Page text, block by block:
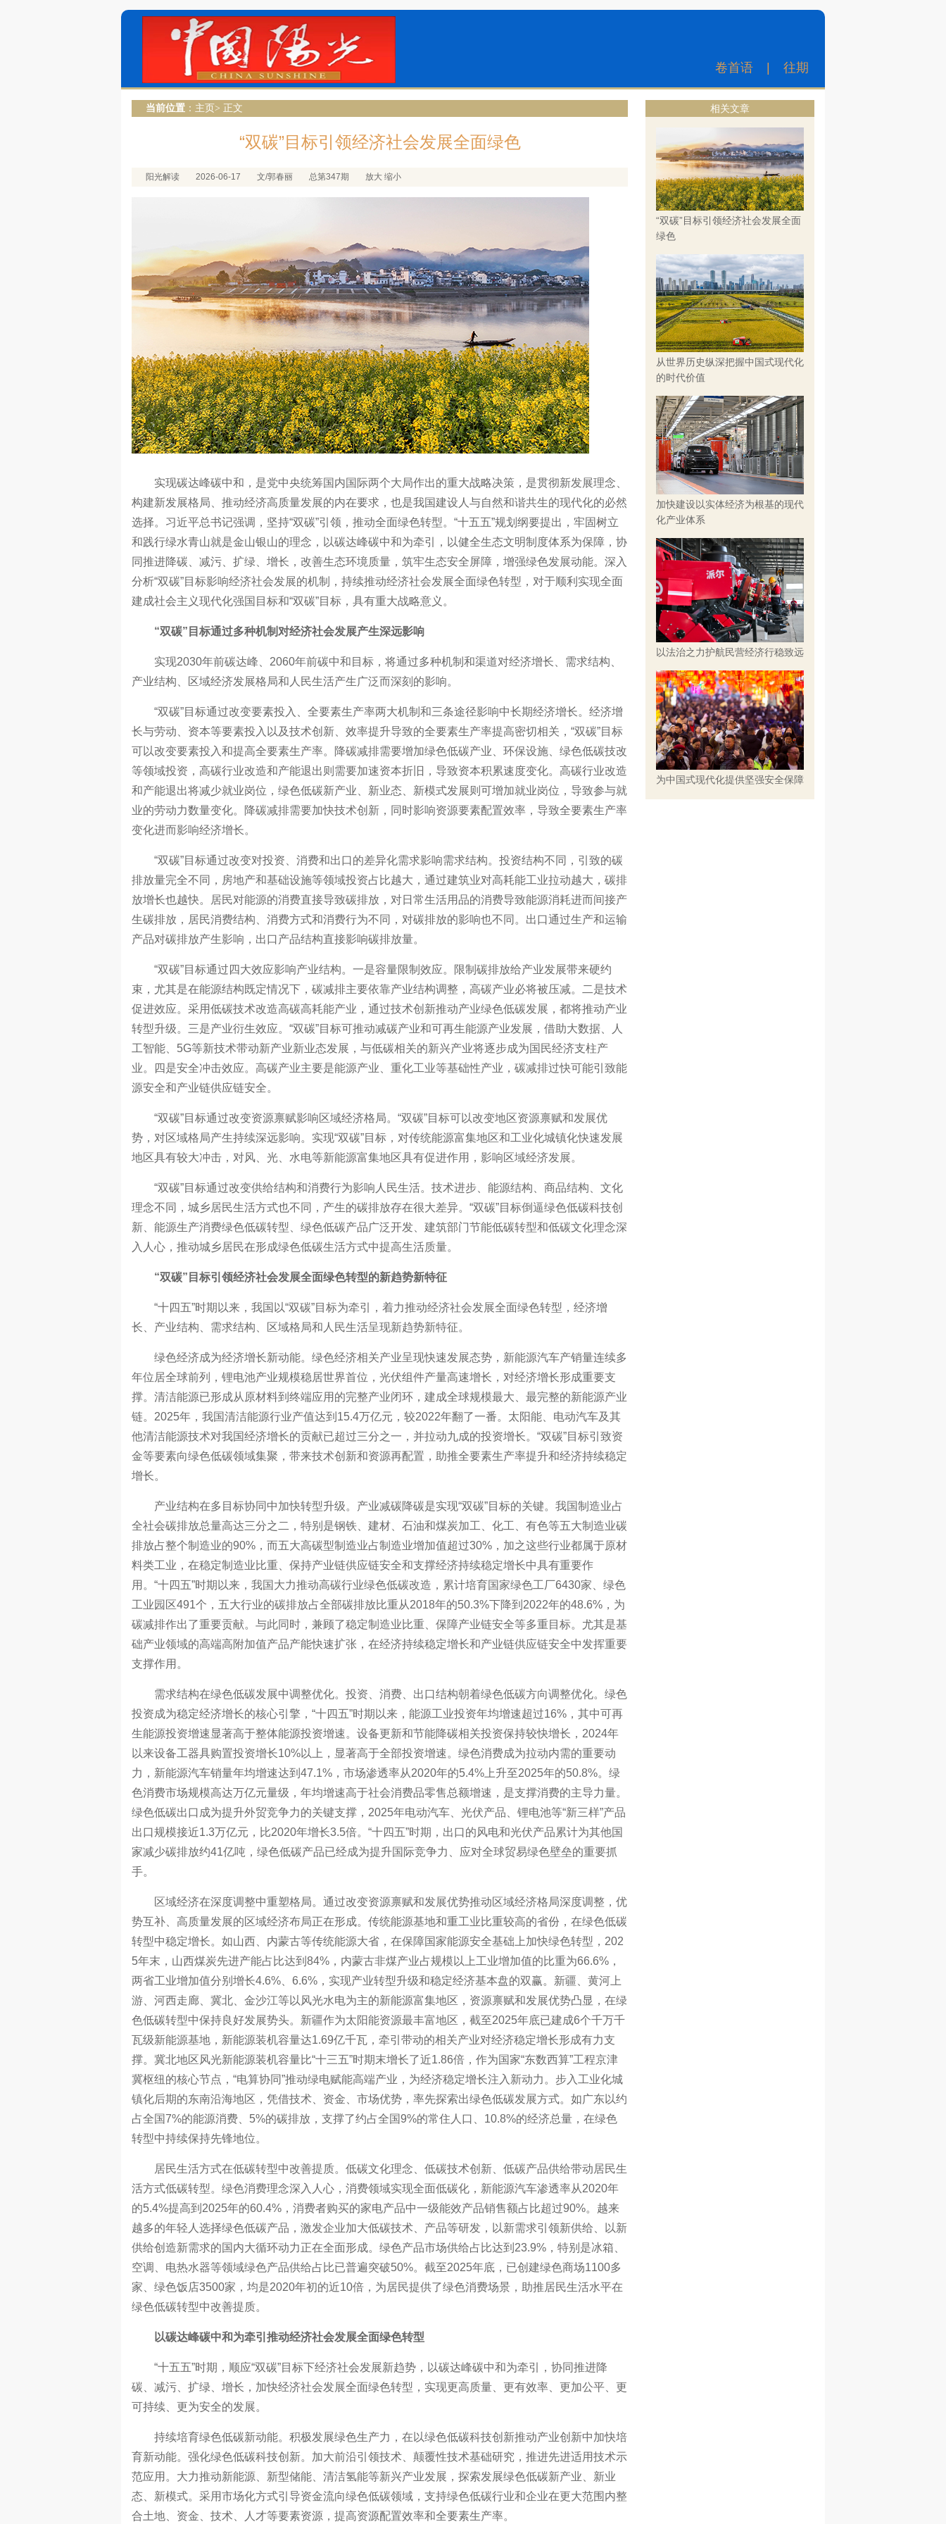
卷首语 往期
当前位置 ： 主页 > 正文
“双碳”目标引领经济社会发展全面绿色
阳光解读 2026-06-17 文/郭春丽 总第347期 放大 缩小
实现碳达峰碳中和，是党中央统筹国内国际两个大局作出的重大战略决策，是贯彻新发展理念、
构建新发展格局、推动经济高质量发展的内在要求，也是我国建设人与自然和谐共生的现代化的必然
选择。习近平总书记强调，坚持“双碳”引领，推动全面绿色转型。“十五五”规划纲要提出，牢固树立
和践行绿水青山就是金山银山的理念，以碳达峰碳中和为牵引，以健全生态文明制度体系为保障，协
同推进降碳、减污、扩绿、增长，改善生态环境质量，筑牢生态安全屏障，增强绿色发展动能。深入
分析“双碳”目标影响经济社会发展的机制，持续推动经济社会发展全面绿色转型，对于顺利实现全面
建成社会主义现代化强国目标和“双碳”目标，具有重大战略意义。
“双碳”目标通过多种机制对经济社会发展产生深远影响
实现2030年前碳达峰、2060年前碳中和目标，将通过多种机制和渠道对经济增长、需求结构、
产业结构、区域经济发展格局和人民生活产生广泛而深刻的影响。
“双碳”目标通过改变要素投入、全要素生产率两大机制和三条途径影响中长期经济增长。经济增
长与劳动、资本等要素投入以及技术创新、效率提升导致的全要素生产率提高密切相关，“双碳”目标
可以改变要素投入和提高全要素生产率。降碳减排需要增加绿色低碳产业、环保设施、绿色低碳技改
等领域投资，高碳行业改造和产能退出则需要加速资本折旧，导致资本积累速度变化。高碳行业改造
和产能退出将减少就业岗位，绿色低碳新产业、新业态、新模式发展则可增加就业岗位，导致参与就
业的劳动力数量变化。降碳减排需要加快技术创新，同时影响资源要素配置效率，导致全要素生产率
变化进而影响经济增长。
“双碳”目标通过改变对投资、消费和出口的差异化需求影响需求结构。投资结构不同，引致的碳
排放量完全不同，房地产和基础设施等领域投资占比越大，通过建筑业对高耗能工业拉动越大，碳排
放增长也越快。居民对能源的消费直接导致碳排放，对日常生活用品的消费导致能源消耗进而间接产
生碳排放，居民消费结构、消费方式和消费行为不同，对碳排放的影响也不同。出口通过生产和运输
产品对碳排放产生影响，出口产品结构直接影响碳排放量。
“双碳”目标通过四大效应影响产业结构。一是容量限制效应。限制碳排放给产业发展带来硬约
束，尤其是在能源结构既定情况下，碳减排主要依靠产业结构调整，高碳产业必将被压减。二是技术
促进效应。采用低碳技术改造高碳高耗能产业，通过技术创新推动产业绿色低碳发展，都将推动产业
转型升级。三是产业衍生效应。“双碳”目标可推动减碳产业和可再生能源产业发展，借助大数据、人
工智能、5G等新技术带动新产业新业态发展，与低碳相关的新兴产业将逐步成为国民经济支柱产
业。四是安全冲击效应。高碳产业主要是能源产业、重化工业等基础性产业，碳减排过快可能引致能
源安全和产业链供应链安全。
“双碳”目标通过改变资源禀赋影响区域经济格局。“双碳”目标可以改变地区资源禀赋和发展优
势，对区域格局产生持续深远影响。实现“双碳”目标，对传统能源富集地区和工业化城镇化快速发展
地区具有较大冲击，对风、光、水电等新能源富集地区具有促进作用，影响区域经济发展。
“双碳”目标通过改变供给结构和消费行为影响人民生活。技术进步、能源结构、商品结构、文化
理念不同，城乡居民生活方式也不同，产生的碳排放存在很大差异。“双碳”目标倒逼绿色低碳科技创
新、能源生产消费绿色低碳转型、绿色低碳产品广泛开发、建筑部门节能低碳转型和低碳文化理念深
入人心，推动城乡居民在形成绿色低碳生活方式中提高生活质量。
“双碳”目标引领经济社会发展全面绿色转型的新趋势新特征
“十四五”时期以来，我国以“双碳”目标为牵引，着力推动经济社会发展全面绿色转型，经济增
长、产业结构、需求结构、区域格局和人民生活呈现新趋势新特征。
绿色经济成为经济增长新动能。绿色经济相关产业呈现快速发展态势，新能源汽车产销量连续多
年位居全球前列，锂电池产业规模稳居世界首位，光伏组件产量高速增长，对经济增长形成重要支
撑。清洁能源已形成从原材料到终端应用的完整产业闭环，建成全球规模最大、最完整的新能源产业
链。2025年，我国清洁能源行业产值达到15.4万亿元，较2022年翻了一番。太阳能、电动汽车及其
他清洁能源技术对我国经济增长的贡献已超过三分之一，并拉动九成的投资增长。“双碳”目标引致资
金等要素向绿色低碳领域集聚，带来技术创新和资源再配置，助推全要素生产率提升和经济持续稳定
增长。
产业结构在多目标协同中加快转型升级。产业减碳降碳是实现“双碳”目标的关键。我国制造业占
全社会碳排放总量高达三分之二，特别是钢铁、建材、石油和煤炭加工、化工、有色等五大制造业碳
排放占整个制造业的90%，而五大高碳型制造业占制造业增加值超过30%，加之这些行业都属于原材
料类工业，在稳定制造业比重、保持产业链供应链安全和支撑经济持续稳定增长中具有重要作
用。“十四五”时期以来，我国大力推动高碳行业绿色低碳改造，累计培育国家绿色工厂6430家、绿色
工业园区491个，五大行业的碳排放占全部碳排放比重从2018年的50.3%下降到2022年的48.6%，为
碳减排作出了重要贡献。与此同时，兼顾了稳定制造业比重、保障产业链安全等多重目标。尤其是基
础产业领域的高端高附加值产品产能快速扩张，在经济持续稳定增长和产业链供应链安全中发挥重要
支撑作用。
需求结构在绿色低碳发展中调整优化。投资、消费、出口结构朝着绿色低碳方向调整优化。绿色
投资成为稳定经济增长的核心引擎，“十四五”时期以来，能源工业投资年均增速超过16%，其中可再
生能源投资增速显著高于整体能源投资增速。设备更新和节能降碳相关投资保持较快增长，2024年
以来设备工器具购置投资增长10%以上，显著高于全部投资增速。绿色消费成为拉动内需的重要动
力，新能源汽车销量年均增速达到47.1%，市场渗透率从2020年的5.4%上升至2025年的50.8%。绿
色消费市场规模高达万亿元量级，年均增速高于社会消费品零售总额增速，是支撑消费的主导力量。
绿色低碳出口成为提升外贸竞争力的关键支撑，2025年电动汽车、光伏产品、锂电池等“新三样”产品
出口规模接近1.3万亿元，比2020年增长3.5倍。“十四五”时期，出口的风电和光伏产品累计为其他国
家减少碳排放约41亿吨，绿色低碳产品已经成为提升国际竞争力、应对全球贸易绿色壁垒的重要抓
手。
区域经济在深度调整中重塑格局。通过改变资源禀赋和发展优势推动区域经济格局深度调整，优
势互补、高质量发展的区域经济布局正在形成。传统能源基地和重工业比重较高的省份，在绿色低碳
转型中稳定增长。如山西、内蒙古等传统能源大省，在保障国家能源安全基础上加快绿色转型，202
5年末，山西煤炭先进产能占比达到84%，内蒙古非煤产业占规模以上工业增加值的比重为66.6%，
两省工业增加值分别增长4.6%、6.6%，实现产业转型升级和稳定经济基本盘的双赢。新疆、黄河上
游、河西走廊、冀北、金沙江等以风光水电为主的新能源富集地区，资源禀赋和发展优势凸显，在绿
色低碳转型中保持良好发展势头。新疆作为太阳能资源最丰富地区，截至2025年底已建成6个千万千
瓦级新能源基地，新能源装机容量达1.69亿千瓦，牵引带动的相关产业对经济稳定增长形成有力支
撑。冀北地区风光新能源装机容量比“十三五”时期末增长了近1.86倍，作为国家“东数西算”工程京津
冀枢纽的核心节点，“电算协同”推动绿电赋能高端产业，为经济稳定增长注入新动力。步入工业化城
镇化后期的东南沿海地区，凭借技术、资金、市场优势，率先探索出绿色低碳发展方式。如广东以约
占全国7%的能源消费、5%的碳排放，支撑了约占全国9%的常住人口、10.8%的经济总量，在绿色
转型中持续保持先锋地位。
居民生活方式在低碳转型中改善提质。低碳文化理念、低碳技术创新、低碳产品供给带动居民生
活方式低碳转型。绿色消费理念深入人心，消费领域实现全面低碳化，新能源汽车渗透率从2020年
的5.4%提高到2025年的60.4%，消费者购买的家电产品中一级能效产品销售额占比超过90%。越来
越多的年轻人选择绿色低碳产品，激发企业加大低碳技术、产品等研发，以新需求引领新供给、以新
供给创造新需求的国内大循环动力正在全面形成。绿色产品市场供给占比达到23.9%，特别是冰箱、
空调、电热水器等领域绿色产品供给占比已普遍突破50%。截至2025年底，已创建绿色商场1100多
家、绿色饭店3500家，均是2020年初的近10倍，为居民提供了绿色消费场景，助推居民生活水平在
绿色低碳转型中改善提质。
以碳达峰碳中和为牵引推动经济社会发展全面绿色转型
“十五五”时期，顺应“双碳”目标下经济社会发展新趋势，以碳达峰碳中和为牵引，协同推进降
碳、减污、扩绿、增长，加快经济社会发展全面绿色转型，实现更高质量、更有效率、更加公平、更
可持续、更为安全的发展。
持续培育绿色低碳新动能。积极发展绿色生产力，在以绿色低碳科技创新推动产业创新中加快培
育新动能。强化绿色低碳科技创新。加大前沿引领技术、颠覆性技术基础研究，推进先进适用技术示
范应用。大力推动新能源、新型储能、清洁氢能等新兴产业发展，探索发展绿色低碳新产业、新业
态、新模式。采用市场化方式引导资金流向绿色低碳领域，支持绿色低碳行业和企业在更大范围内整
合土地、资金、技术、人才等要素资源，提高资源配置效率和全要素生产率。
相关文章
“双碳”目标引领经济社会发展全面
绿色
从世界历史纵深把握中国式现代化
的时代价值
加快建设以实体经济为根基的现代
化产业体系
以法治之力护航民营经济行稳致远
为中国式现代化提供坚强安全保障